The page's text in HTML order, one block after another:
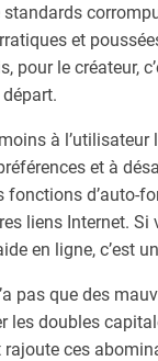
et
pour le créateur,
à l’utilisateur
et à
fonctions d’auto-
liens Internet. Si
en ligne, c’est
pas que des
les doubles
rajoute ces